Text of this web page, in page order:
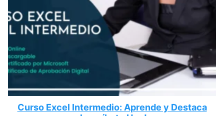
Curso Excel Intermedio: Aprende y Destaca